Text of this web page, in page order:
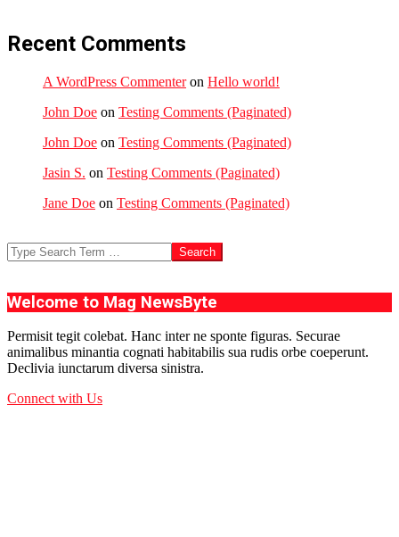
Recent Comments
A WordPress Commenteron Hello world!
John Doe on Testing Comments (Paginated)
John Doe on Testing Comments (Paginated)
Jasin S. on Testing Comments (Paginated)
Jane Doe on Testing Comments (Paginated)
Search
Welcome to Mag NewsByte
Permisit tegit colebat. Hanc inter ne sponte figuras. Securae
animalibus minantia cognati habitabilis sua rudis orbe coeperunt.
Declivia iunctarum diversa sinistra.
Connect with Us